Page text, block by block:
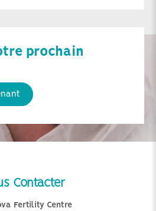
prochain
Contacter
Fertility Centre